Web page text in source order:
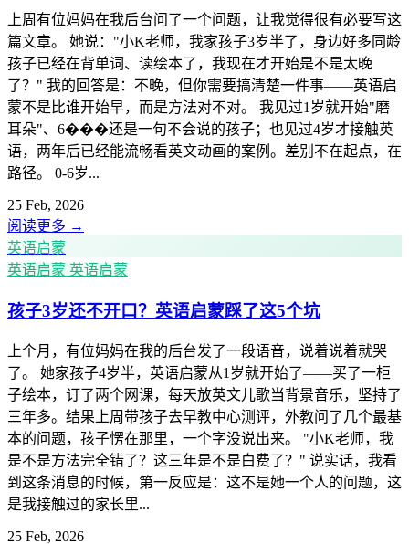
上周有位妈妈在我后台问了一个问题，让我觉得很有必要写这
篇文章。 她说："小K老师，我家孩子3岁半了，身边好多同龄
孩子已经在背单词、读绘本了，我现在才开始是不是太晚
了？" 我的回答是：不晚，但你需要搞清楚一件事——英语启
蒙不是比谁开始早，而是方法对不对。 我见过1岁就开始"磨
耳朵"、6���还是一句不会说的孩子；也见过4岁才接触英
语，两年后已经能流畅看英文动画的案例。差别不在起点，在
路径。 0-6岁...
25 Feb, 2026
阅读更多 →
英语启蒙
英语启蒙 英语启蒙
孩子3岁还不开口？英语启蒙踩了这5个坑
上个月，有位妈妈在我的后台发了一段语音，说着说着就哭
了。 她家孩子4岁半，英语启蒙从1岁就开始了——买了一柜
子绘本，订了两个网课，每天放英文儿歌当背景音乐，坚持了
三年多。结果上周带孩子去早教中心测评，外教问了几个最基
本的问题，孩子愣在那里，一个字没说出来。 "小K老师，我
是不是方法完全错了？这三年是不是白费了？" 说实话，我看
到这条消息的时候，第一反应是：这不是她一个人的问题，这
是我接触过的家长里...
25 Feb, 2026